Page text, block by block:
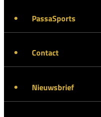
PassaSports
Contact
Nieuwsbrief